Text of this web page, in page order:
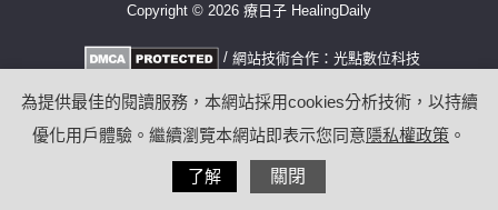
Copyright © 2026 療日子 HealingDaily
/ 網站技術合作： 光點數位科技
為提供最佳的閱讀服務，本網站採用cookies分析技術，以持續
優化用戶體驗。繼續瀏覽本網站即表示您同意隱私權政策 。
了解 關閉